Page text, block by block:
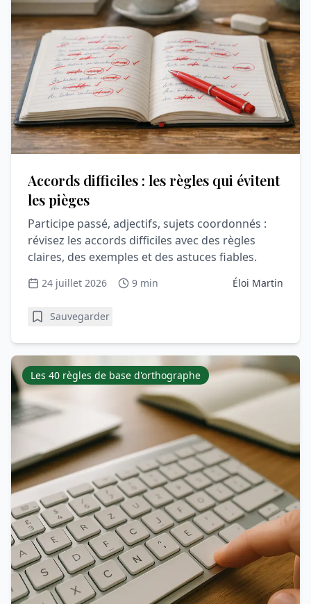
Accords difficiles : les règles qui évitent
les pièges
Participe passé, adjectifs, sujets coordonnés :
révisez les accords difficiles avec des règles
claires, des exemples et des astuces fiables.
24 juillet 2026 9 min Éloi Martin
Sauvegarder
Les 40 règles de base d'orthographe